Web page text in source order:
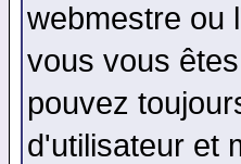
webmestre ou
vous vous
pouvez
d'utilisateur et